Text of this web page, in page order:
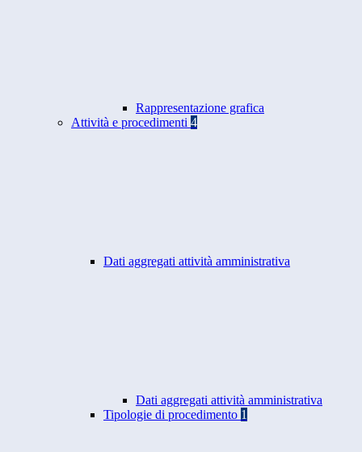
Rappresentazione grafica
Attività e procedimenti 4
Dati aggregati attività amministrativa
Dati aggregati attività amministrativa
Tipologie di procedimento 1